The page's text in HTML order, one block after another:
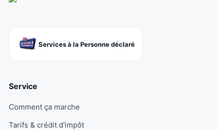
Services à la Personne déclaré
Service
Comment ça marche
Tarifs & crédit d'impôt